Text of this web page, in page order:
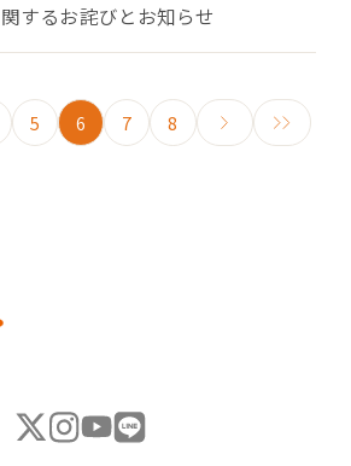
するお詫びとお知らせ
5 6 7 8